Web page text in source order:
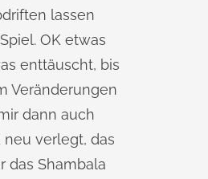
lassen
OK etwas
enttäuscht, bis
Veränderungen
dann auch
verlegt, das
das Shambala